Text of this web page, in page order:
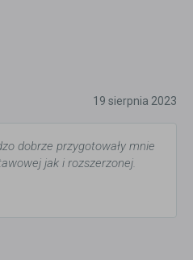
19 sierpnia 2023
dobrze przygotowały mnie
jak i rozszerzonej.